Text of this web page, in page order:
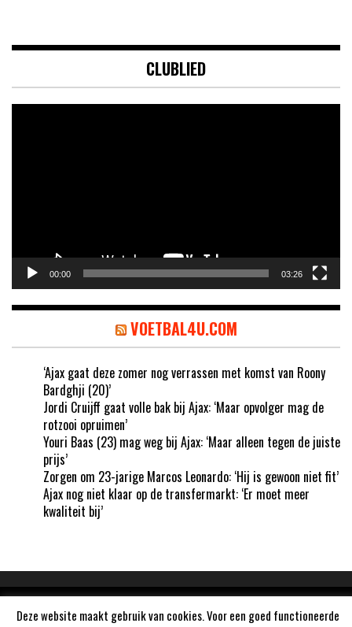
CLUBLIED
00:00 03:26
VOETBAL4U.COM
‘Ajax gaat deze zomer nog verrassen met komst van Roony
Bardghji (20)’
Jordi Cruijff gaat volle bak bij Ajax: ‘Maar opvolger mag de
rotzooi opruimen’
Youri Baas (23) mag weg bij Ajax: ‘Maar alleen tegen de juiste
prijs’
Zorgen om 23-jarige Marcos Leonardo: ‘Hij is gewoon niet fit’
Ajax nog niet klaar op de transfermarkt: ‘Er moet meer
kwaliteit bij’
Aangedreven doorWordPress
Deze website maakt gebruik van cookies. Voor een goed functioneerde